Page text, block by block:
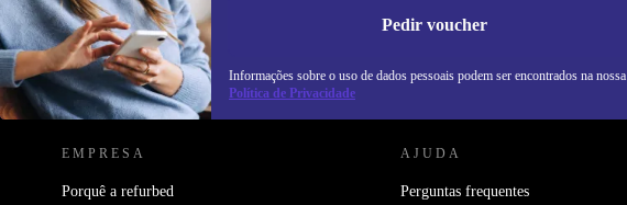
Pedir voucher
Informações sobre o uso de dados pessoais podem ser encontrados na nossa
Política de Privacidade
REFURBED PORTUGAL - RETHINK NEW.
EMPRESA
Porquê a refurbed
AJUDA
Perguntas frequentes